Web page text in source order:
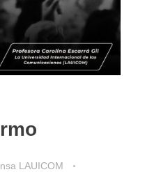
LAUICOM